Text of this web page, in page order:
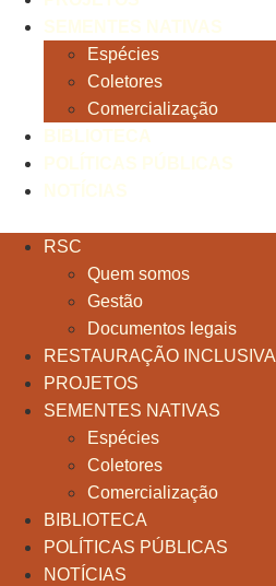
Espécies
Coletores
Comercialização
RSC
Quem somos
Gestão
Documentos legais
RESTAURAÇÃO INCLUSIVA
PROJETOS
SEMENTES NATIVAS
Espécies
Coletores
Comercialização
BIBLIOTECA
POLÍTICAS PÚBLICAS
NOTÍCIAS